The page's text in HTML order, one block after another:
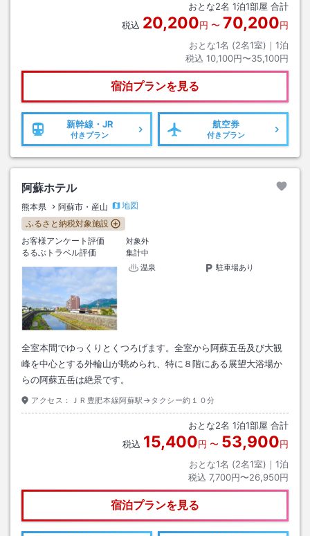
おとな2名 1泊1部屋 合計
税込 20,200円 〜 70,200円
おとな1名 (2名1室)｜ 1泊
税込 10,100円〜35,100円
宿泊プランを見る
新幹線・JR
付きプラン
航空券
付きプラン
阿蘇ホテル
熊本県 阿蘇市・産山
地図
ふるさと納税対象施設
お客様アンケート評価
対象外
るるぶトラベル評価
集計中
温泉
駐車場あり
全室本間でゆっくりとくつろげます。全室から阿蘇五岳及び大観
峰を中心とする外輪山が眺められ、特に８階にある展望大浴場か
らの阿蘇五岳は絶景です。
アクセス： ＪＲ豊肥本線阿蘇駅→タクシー約１０分
おとな2名 1泊1部屋 合計
税込 15,400円 〜 53,900円
おとな1名 (2名1室)｜ 1泊
税込 7,700円〜26,950円
宿泊プランを見る